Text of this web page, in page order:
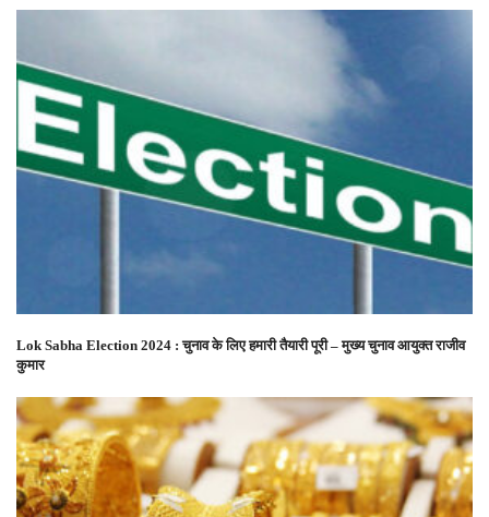
Lok Sabha Election 2024 : चुनाव के लिए हमारी तैयारी पूरी – मुख्य चुनाव आयुक्त राजीव
कुमार